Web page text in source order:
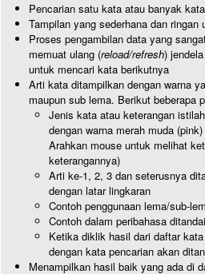
Pencarian satu kata atau banyak
Tampilan yang sederhana dan ringan
Proses pengambilan data yang
memuat ulang (reload/refresh)
untuk mencari kata berikutnya
Arti kata ditampilkan dengan warna
maupun sub lema. Berikut beberapa
Jenis kata atau keterangan
dengan warna merah muda
Arahkan mouse untuk melihat
keterangannya)
Arti ke-1, 2, 3 dan seterusnya
dengan latar lingkaran
Contoh penggunaan lema/sub-
Contoh dalam peribahasa
Ketika diklik hasil dari daftar
dengan kata pencarian akan
Menampilkan hasil baik yang ada di